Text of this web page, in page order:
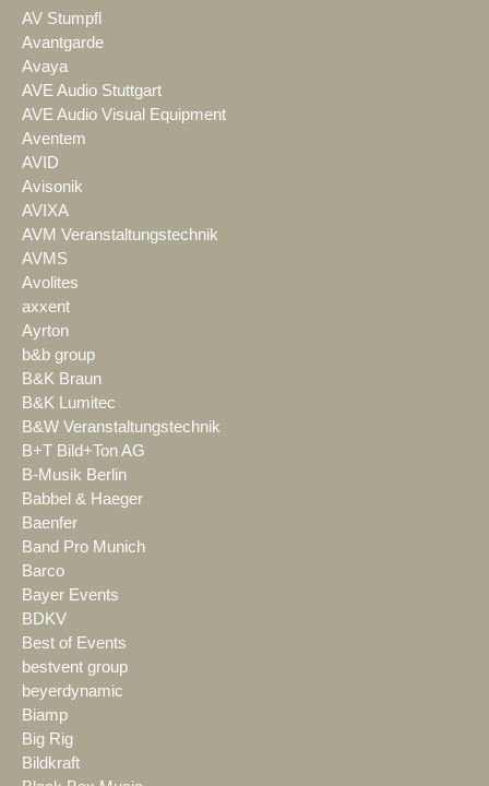
AV Stumpfl
Avantgarde
Avaya
AVE Audio Stuttgart
AVE Audio Visual Equipment
Aventem
AVID
Avisonik
AVIXA
AVM Veranstaltungstechnik
AVMS
Avolites
axxent
Ayrton
b&b group
B&K Braun
B&K Lumitec
B&W Veranstaltungstechnik
B+T Bild+Ton AG
B-Musik Berlin
Babbel & Haeger
Baenfer
Band Pro Munich
Barco
Bayer Events
BDKV
Best of Events
bestvent group
beyerdynamic
Biamp
Big Rig
Bildkraft